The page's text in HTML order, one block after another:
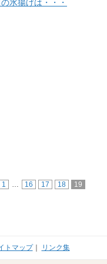
水揚げは・・・
1 16 17 18 19
トマップ｜ リンク集